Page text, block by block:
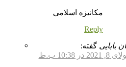
مکانیزه اسلامی
Reply
بابایی گفته:
2021 در 10:38 ب.ظ